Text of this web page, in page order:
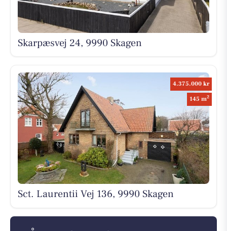
Skarpæsvej 24, 9990 Skagen
4.375.000 kr
145 m2
Sct. Laurentii Vej 136, 9990 Skagen